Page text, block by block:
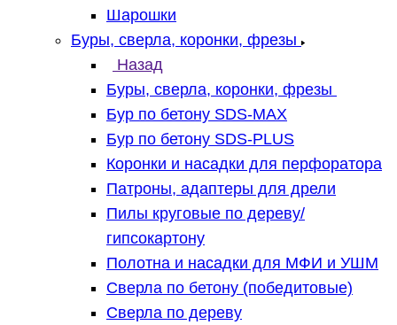
Шарошки
Буры, сверла, коронки, фрезы
Назад
Буры, сверла, коронки, фрезы
Бур по бетону SDS-MAX
Бур по бетону SDS-PLUS
Коронки и насадки для перфоратора
Патроны, адаптеры для дрели
Пилы круговые по дереву/
гипсокартону
Полотна и насадки для МФИ и УШМ
Сверла по бетону (победитовые)
Сверла по дереву